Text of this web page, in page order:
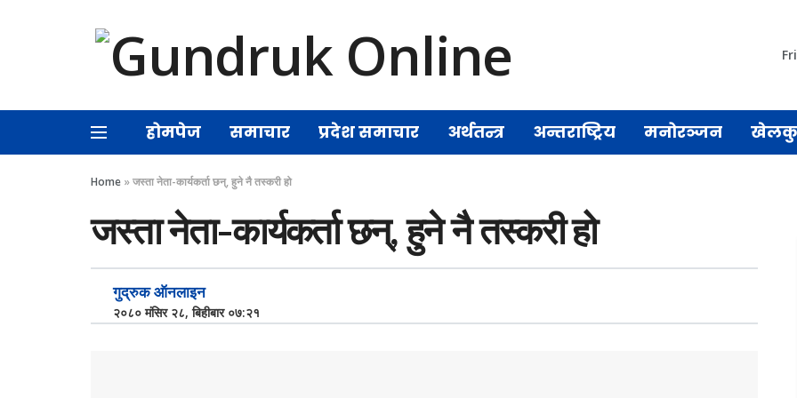
होमपेज समाचार प्रदेश समाचार अर्थतन्त्र अन्तराष्ट्रिय मनोरञ्जन
Home »जस्ता नेता-कार्यकर्ता छन्, हुने नै तस्करी हो
जस्ता नेता-कार्यकर्ता छन्, हुने नै तस्करी हो
गुद्रुक ऑनलाइन
२०८० मंसिर २८, बिहीबार ०७:२१